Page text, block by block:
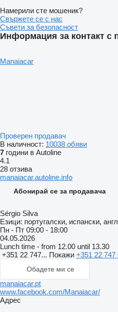
Намерили сте мошеник?
Свържете се с нас
Съвети за безопасност
Информация за контакт с
Manaiacar
Проверен продавач
В наличност: 10038 обяви
7 години в Autoline
4.1
28 отзива
manaiacar.autoline.info
Абонирай се за продавача
Sérgio Silva
Езици: португалски, испански,
Пн - Пт 09:00 - 18:00
04.05.2026
Lunch time - from 12.00 until 13.30
+351 22 747... Покажи +351 22 747
Обадете ми се
manaiacar.pt
www.facebook.com/Manaiacar/
Адрес